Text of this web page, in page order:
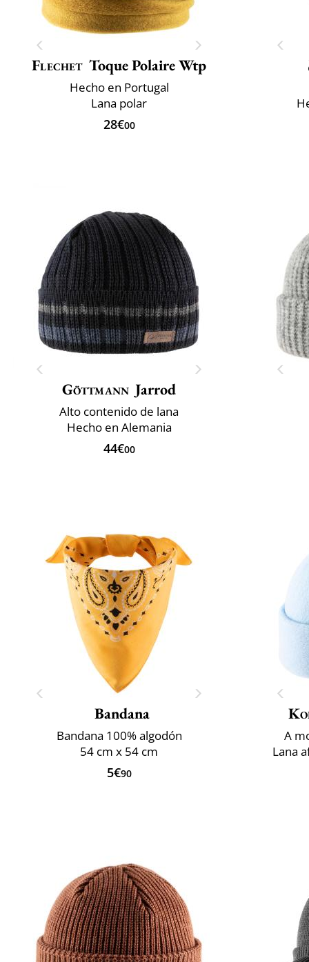
Flechet Toque Polaire Wtp
Hecho en Portugal
Lana polar
28€00
Göttmann Jarrod
Alto contenido de lana
Hecho en Alemania
44€00
Bandana
Bandana 100% algodón
54 cm x 54 cm
5€90
A
Lana